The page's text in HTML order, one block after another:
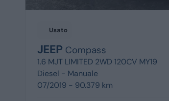
Usato
JEEP Compass
1.6 MJT LIMITED 2WD 120CV MY19
Diesel - Manuale
07/2019 - 90.379 km